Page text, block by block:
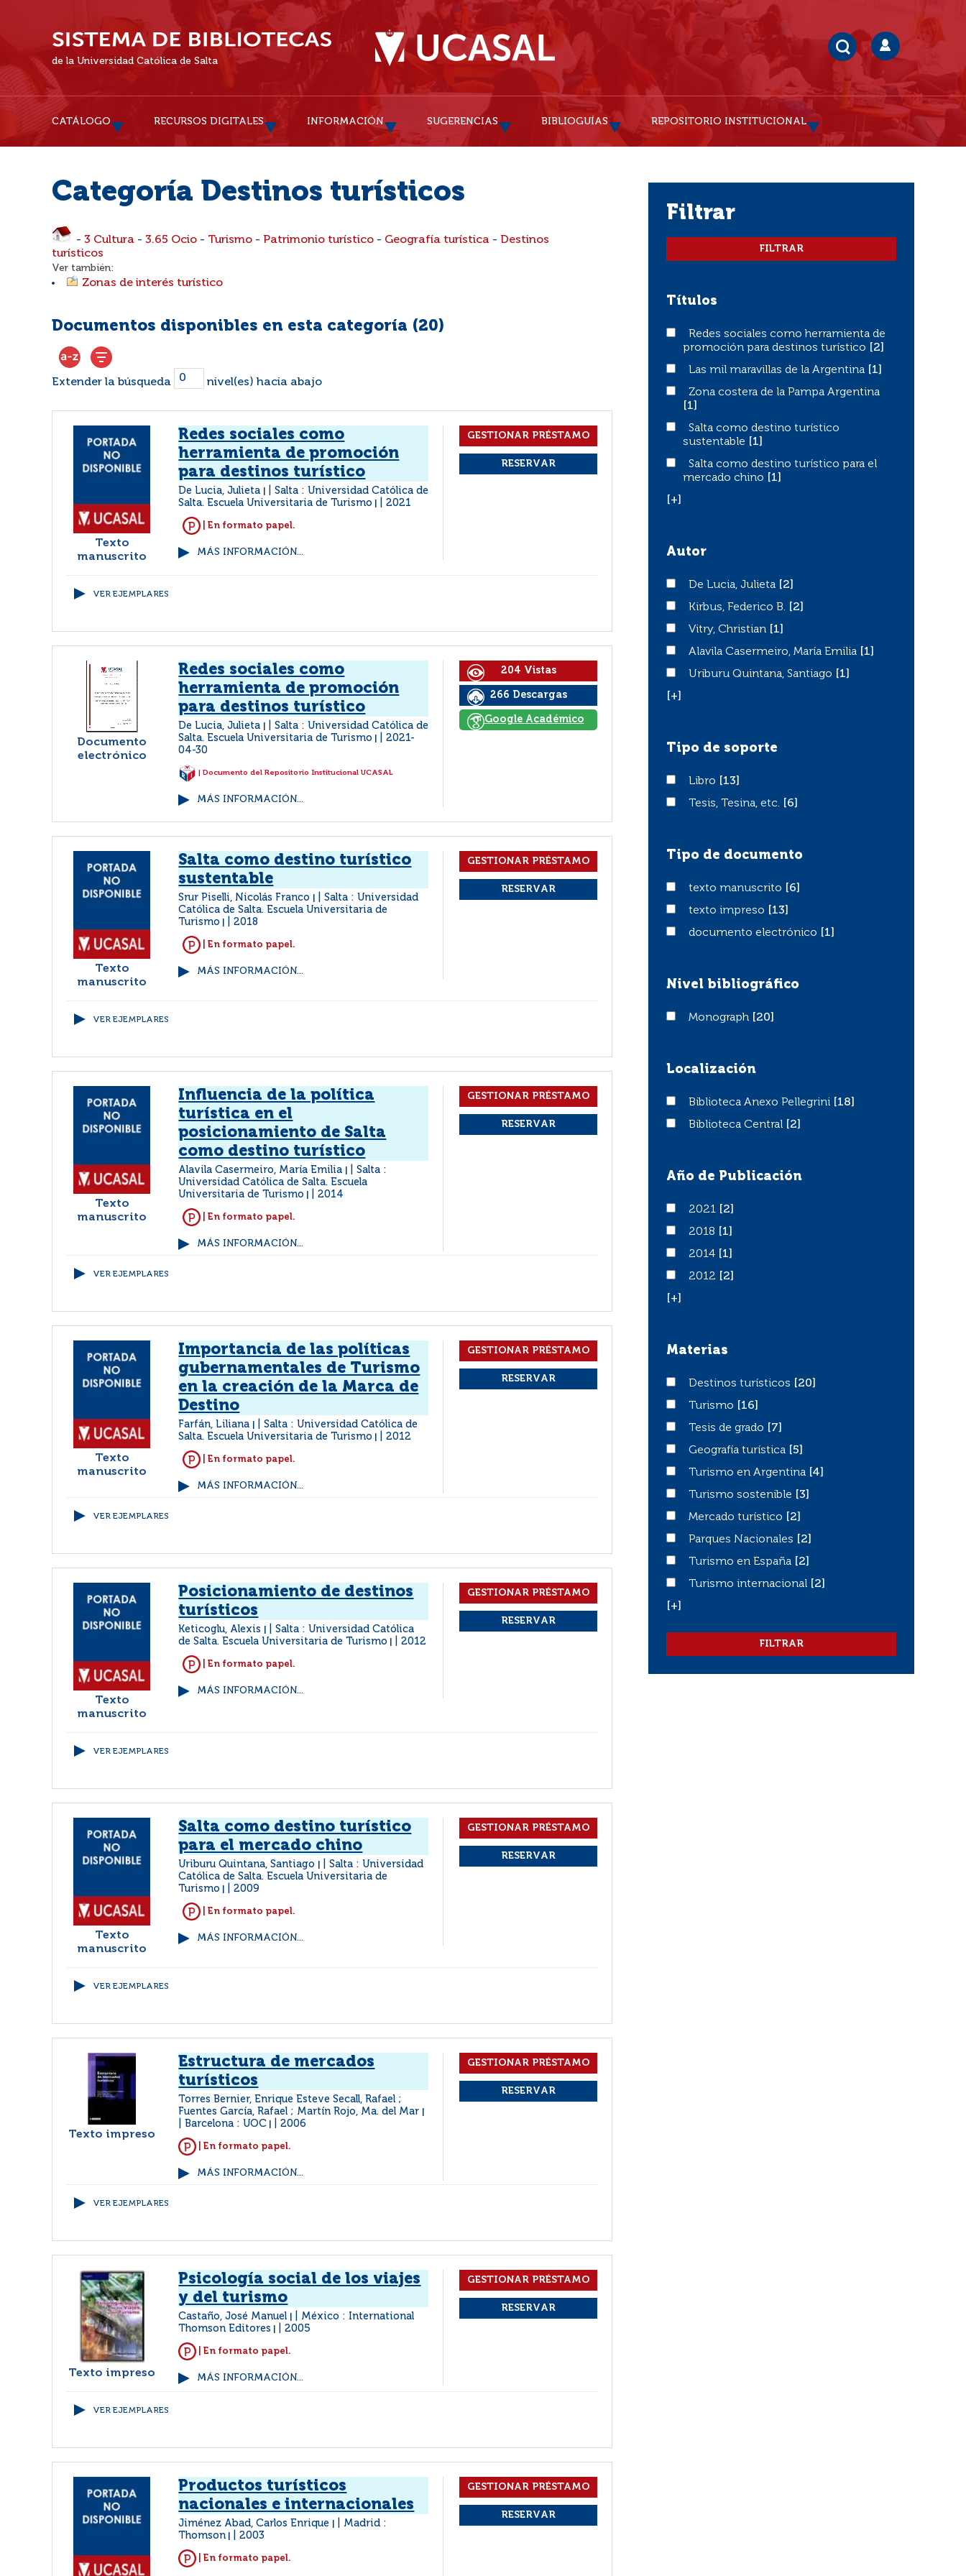
de la Universidad Católica de Salta
CATÁLOGO RECURSOS DIGITALES INFORMACIÓN SUGERENCIAS BIBLIOGUÍAS REPOSITORIO INSTITUCIONAL
Categoría Destinos turísticos
- 3 Cultura - 3.65 Ocio - Turismo - Patrimonio turístico - Geografía turística - Destinos
turísticos
Ver también:
Zonas de interés turístico
Documentos disponibles en esta categoría (20)
Extender la búsqueda nivel(es) hacia abajo
Texto
manuscrito
Redes sociales como
herramienta de promoción
para destinos turístico
De Lucia, Julieta
Salta : Universidad Católica de
Salta. Escuela Universitaria de Turismo
2021
| En formato papel.
MÁS INFORMACIÓN...
VER EJEMPLARES
Documento
electrónico
Redes sociales como
herramienta de promoción
para destinos turístico
De Lucia, Julieta
Salta : Universidad Católica de
Salta. Escuela Universitaria de Turismo
2021-
04-30
| Documento del Repositorio Institucional UCASAL
MÁS INFORMACIÓN...
204 Vistas
266 Descargas
Google Académico
Texto
manuscrito
Salta como destino turístico
sustentable
Srur Piselli, Nicolás Franco
Salta : Universidad
Católica de Salta. Escuela Universitaria de
Turismo
2018
| En formato papel.
MÁS INFORMACIÓN...
VER EJEMPLARES
Texto
manuscrito
Influencia de la política
turística en el
posicionamiento de Salta
como destino turístico
Alavila Casermeiro, María Emilia
Salta :
Universidad Católica de Salta. Escuela
Universitaria de Turismo
2014
| En formato papel.
MÁS INFORMACIÓN...
VER EJEMPLARES
Texto
manuscrito
Importancia de las políticas
gubernamentales de Turismo
en la creación de la Marca de
Destino
Farfán, Liliana
Salta : Universidad Católica de
Salta. Escuela Universitaria de Turismo
2012
| En formato papel.
MÁS INFORMACIÓN...
VER EJEMPLARES
Texto
manuscrito
Posicionamiento de destinos
turísticos
Keticoglu, Alexis
Salta : Universidad Católica
de Salta. Escuela Universitaria de Turismo
2012
| En formato papel.
MÁS INFORMACIÓN...
VER EJEMPLARES
Texto
manuscrito
Salta como destino turístico
para el mercado chino
Uriburu Quintana, Santiago
Salta : Universidad
Católica de Salta. Escuela Universitaria de
Turismo
2009
| En formato papel.
MÁS INFORMACIÓN...
VER EJEMPLARES
Texto impreso
Estructura de mercados
turísticos
Torres Bernier, Enrique Esteve Secall, Rafael ;
Fuentes García, Rafael ; Martín Rojo, Ma. del Mar
Barcelona : UOC 2006
| En formato papel.
MÁS INFORMACIÓN...
VER EJEMPLARES
Texto impreso
Psicología social de los viajes
y del turismo
Castaño, José Manuel
México : International
Thomson Editores
2005
| En formato papel.
MÁS INFORMACIÓN...
VER EJEMPLARES
Productos turísticos
nacionales e internacionales
Jiménez Abad, Carlos Enrique
Madrid :
Thomson
2003
| En formato papel.
filtrar
Títulos
Redes sociales como herramienta de promoción para
Redes sociales como herramienta de
promoción para destinos turístico
[2]
Las mil maravillas de la Argentina
Las mil maravillas de la Argentina
[1]
Zona costera de la Pampa Argentina
Zona costera de la Pampa Argentina
[1]
Salta como destino turístico sustentable
Salta como destino turístico
sustentable
[1]
Salta como destino turístico para el mercado chino
Salta como destino turístico para el
mercado chino
[1]
[+]
Autor
De Lucia, Julieta
De Lucia, Julieta
[2]
Kirbus, Federico B.
Kirbus, Federico B.
[2]
Vitry, Christian
Vitry, Christian
[1]
Alavila Casermeiro, María Emilia
Alavila Casermeiro, María Emilia
[1]
Uriburu Quintana, Santiago
Uriburu Quintana, Santiago
[1]
[+]
Tipo de soporte
LibroLibro
[13]
Tesis, Tesina, etc.
Tesis, Tesina, etc. [6]
Tipo de documento
texto manuscrito
texto manuscrito
[6]
texto impreso
texto impreso
[13]
documento electrónico
documento electrónico [1]
Nivel bibliográfico
Monograph
Monograph [20]
Localización
Biblioteca Anexo Pellegrini
Biblioteca Anexo Pellegrini
[18]
Biblioteca Central
Biblioteca Central [2]
Año de Publicación
20212021
[2]
20182018
[1]
20142014
[1]
20122012
[2]
[+]
Materias
Destinos turísticos
Destinos turísticos
[20]
TurismoTurismo
[16]
Tesis de grado
Tesis de grado
[7]
Geografía turística
Geografía turística
[5]
Turismo en Argentina
Turismo en Argentina
[4]
Turismo sostenible
Turismo sostenible
[3]
Mercado turístico
Mercado turístico
[2]
Parques Nacionales
Parques Nacionales
[2]
Turismo en España
Turismo en España
[2]
Turismo internacional
Turismo internacional
[2]
[+]